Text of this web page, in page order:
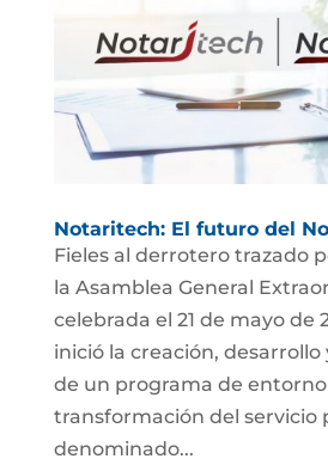
Notaritech: El futuro del
Fieles al derrotero trazado
la Asamblea General
celebrada el 21 de mayo de
inició la creación, desarrollo
de un programa de
transformación del servicio
denominado...